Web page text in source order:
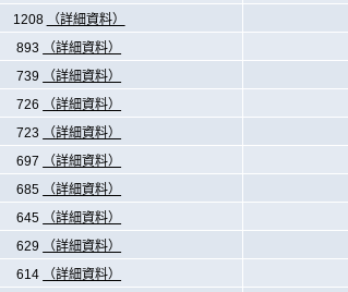
1208 （詳細資料）
893 （詳細資料）
739 （詳細資料）
726 （詳細資料）
723 （詳細資料）
697 （詳細資料）
685 （詳細資料）
645 （詳細資料）
629 （詳細資料）
614 （詳細資料）